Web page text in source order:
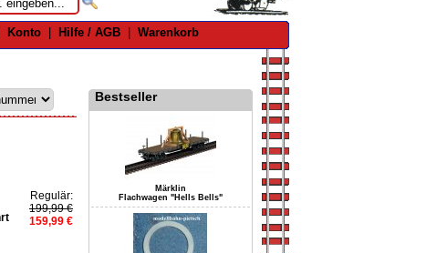
Konto Hilfe / AGB Warenkorb
Regulär:
199,99 €
159,99 €
Bestseller
Märklin
Flachwagen "Hells Bells"